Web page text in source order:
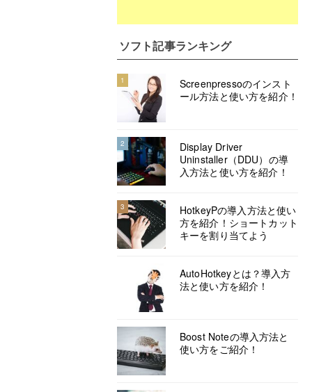
ソフト記事ランキング
1
Screenpressoのインスト
ール方法と使い方を紹介！
2
Display Driver
Uninstaller（DDU）の導
入方法と使い方を紹介！
3
HotkeyPの導入方法と使い
方を紹介！ショートカット
キーを割り当てよう
AutoHotkeyとは？導入方
法と使い方を紹介！
Boost Noteの導入方法と
使い方をご紹介！